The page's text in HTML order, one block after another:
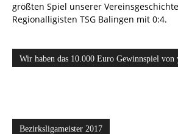
größten Spiel unserer
Regionalligisten TSG Balingen mit 0:4.
Wir haben das 10.000 Euro Gewinnspiel von
Bezirksligameister 2017